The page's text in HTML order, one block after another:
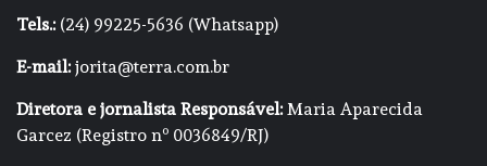
Tels.:(24) 99225-5636 (Whatsapp)
E-mail:jorita@terra.com.br
Diretora e jornalista Responsável:Maria Aparecida
Garcez (Registro nº 0036849/RJ)